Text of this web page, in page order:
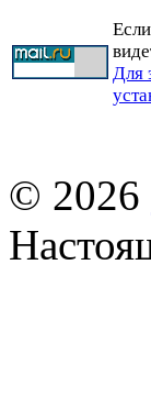
Для
© 2026